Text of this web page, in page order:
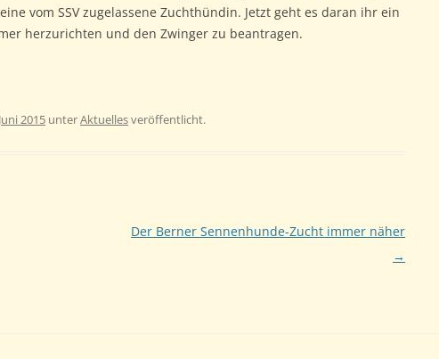
vom SSV zugelassene Zuchthündin. Jetzt geht es daran ihr ein
herzurichten und den Zwinger zu beantragen.
2015 unterAktuellesveröffentlicht.
Der Berner Sennenhunde-Zucht immer näher
→